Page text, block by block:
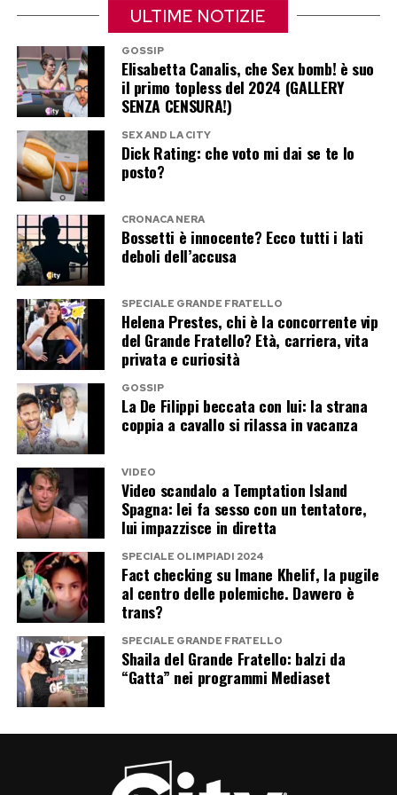
lontani dai riflettori del calcio. Ronaldo continua
a condividere con i suoi milioni di follower scorci
della propria vita privata, mantenendo però
sempre al centro il valore della famiglia.
E se la fotografia da culturista ha strappato
sorrisi ricordando quella di dieci anni fa, il vero
protagonista della gallery è stato Cristiano Jr.
Per molti tifosi il tempo sembra essere volato: il
bambino che accompagnava il padre alle
premiazioni è ormai un ragazzo che lo guarda…
dall’alto.
Post Views: 292
ULTIME NOTIZIE
GOSSIP
Elisabetta Canalis, che Sex bomb! è suo
il primo topless del 2024 (GALLERY
SENZA CENSURA!)
SEX AND LA CITY
Dick Rating: che voto mi dai se te lo
posto?
CRONACA NERA
Bossetti è innocente? Ecco tutti i lati
deboli dell’accusa
SPECIALE GRANDE FRATELLO
Helena Prestes, chi è la concorrente vip
del Grande Fratello? Età, carriera, vita
privata e curiosità
GOSSIP
La De Filippi beccata con lui: la strana
coppia a cavallo si rilassa in vacanza
VIDEO
Video scandalo a Temptation Island
Spagna: lei fa sesso con un tentatore,
lui impazzisce in diretta
SPECIALE OLIMPIADI 2024
Fact checking su Imane Khelif, la pugile
al centro delle polemiche. Davvero è
trans?
SPECIALE GRANDE FRATELLO
Shaila del Grande Fratello: balzi da
“Gatta” nei programmi Mediaset